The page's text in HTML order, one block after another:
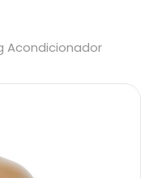
Acondicionador